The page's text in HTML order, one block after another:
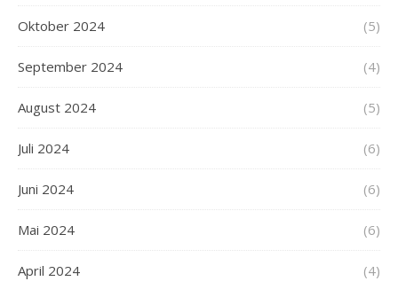
Oktober 2024 (5)
September 2024 (4)
August 2024 (5)
Juli 2024 (6)
Juni 2024 (6)
Mai 2024 (6)
April 2024 (4)